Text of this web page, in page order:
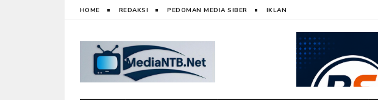
HOME REDAKSI PEDOMAN MEDIA SIBER IKLAN